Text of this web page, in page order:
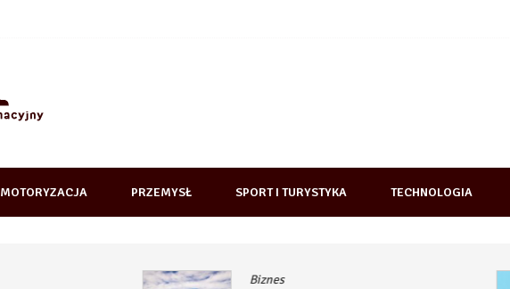
MOTORYZACJA PRZEMYSŁ SPORT I TURYSTYKA TECHNOLOGIA
Biznes